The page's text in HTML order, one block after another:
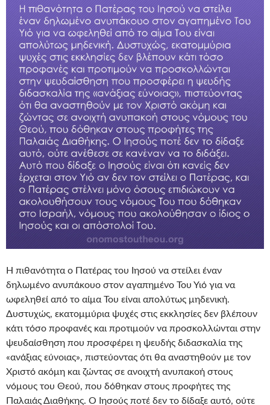
Η πιθανότητα ο Πατέρας του Ιησού να στείλει έναν
δηλωμένο ανυπάκουο στον αγαπημένο Του Υιό για να
ωφεληθεί από το αίμα Του είναι απολύτως μηδενική.
Δυστυχώς, εκατομμύρια ψυχές στις εκκλησίες δεν βλέπουν
κάτι τόσο προφανές και προτιμούν να προσκολλώνται στην
ψευδαίσθηση που προσφέρει η ψευδής διδασκαλία της
«ανάξιας εύνοιας», πιστεύοντας ότι θα αναστηθούν με τον
Χριστό ακόμη και ζώντας σε ανοιχτή ανυπακοή στους
νόμους του Θεού, που δόθηκαν στους προφήτες της
Παλαιάς Διαθήκης. Ο Ιησούς ποτέ δεν το δίδαξε αυτό, ούτε